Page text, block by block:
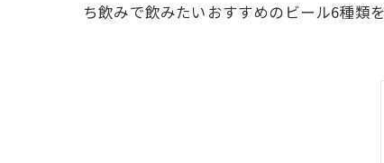
ち飲みで飲みたいおすすめのビール6種類